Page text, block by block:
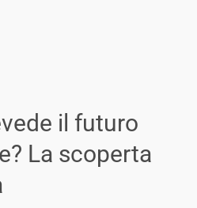
il futuro
La scoperta